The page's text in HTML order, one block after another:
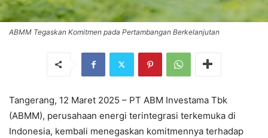
ABMM Tegaskan Komitmen pada Pertambangan Berkelanjutan
Tangerang, 12 Maret 2025 – PT ABM Investama Tbk
(ABMM), perusahaan energi terintegrasi terkemuka di
Indonesia, kembali menegaskan komitmennya terhadap